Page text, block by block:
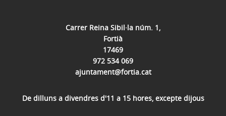
Carrer Reina Sibil·la núm. 1,
Fortià
17469
972 534 069
ajuntament@fortia.cat
De dilluns a divendres d'11 a 15 hores, excepte dijous